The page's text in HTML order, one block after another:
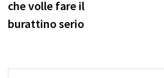
che volle fare il
burattino serio